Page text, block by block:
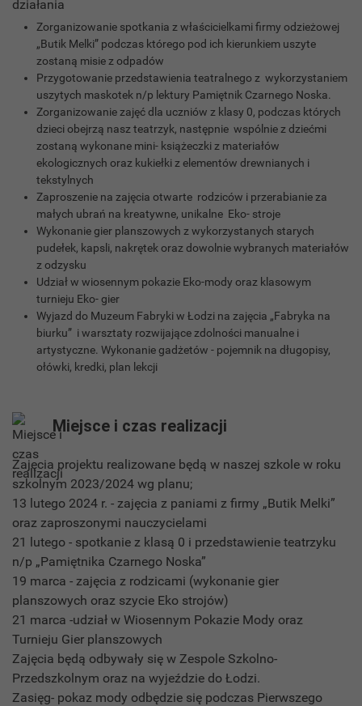
Zorganizowanie spotkania z właścicielkami firmy odzieżowej
„Butik Melki” podczas którego pod ich kierunkiem uszyte
zostaną misie z odpadów
Przygotowanie przedstawienia teatralnego z wykorzystaniem
uszytych maskotek n/p lektury Pamiętnik Czarnego Noska.
Zorganizowanie zajęć dla uczniów z klasy 0, podczas których
dzieci obejrzą nasz teatrzyk, następnie wspólnie z dziećmi
zostaną wykonane mini- książeczki z materiałów
ekologicznych oraz kukiełki z elementów drewnianych i
tekstylnych
Zaproszenie na zajęcia otwarte rodziców i przerabianie za
małych ubrań na kreatywne, unikalne Eko- stroje
Wykonanie gier planszowych z wykorzystanych starych
pudełek, kapsli, nakrętek oraz dowolnie wybranych materiałów
z odzysku
Udział w wiosennym pokazie Eko-mody oraz klasowym
turnieju Eko- gier
Wyjazd do Muzeum Fabryki w Łodzi na zajęcia „Fabryka na
biurku” i warsztaty rozwijające zdolności manualne i
artystyczne. Wykonanie gadżetów - pojemnik na długopisy,
ołówki, kredki, plan lekcji
Miejsce i czas realizacji
Zajęcia projektu realizowane będą w naszej szkole w roku
szkolnym 2023/2024 wg planu;
13 lutego 2024 r. - zajęcia z paniami z firmy „Butik Melki”
oraz zaproszonymi nauczycielami
21 lutego - spotkanie z klasą 0 i przedstawienie teatrzyku
n/p „Pamiętnika Czarnego Noska”
19 marca - zajęcia z rodzicami (wykonanie gier
planszowych oraz szycie Eko strojów)
21 marca -udział w Wiosennym Pokazie Mody oraz
Turnieju Gier planszowych
Zajęcia będą odbywały się w Zespole Szkolno-
Przedszkolnym oraz na wyjeździe do Łodzi.
Zasięg- pokaz mody odbędzie się podczas Pierwszego